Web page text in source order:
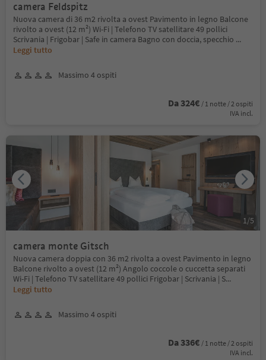
camera Feldspitz
Nuova camera di 36 m2 rivolta a ovest Pavimento in legno Balcone
rivolto a ovest (12 m²) Wi-Fi | Telefono TV satellitare 49 pollici
Scrivania | Frigobar | Safe in camera Bagno con doccia, specchio ...
Leggi tutto
Massimo 4 ospiti
Da 324€ / 1 notte / 2 ospiti
IVA incl.
camera monte Gitsch
Nuova camera doppia con 36 m2 rivolta a ovest Pavimento in legno
Balcone rivolto a ovest (12 m²) Angolo coccole o cuccetta separati
Wi-Fi | Telefono TV satellitare 49 pollici Frigobar | Scrivania | S...
Leggi tutto
Massimo 4 ospiti
Da 336€ / 1 notte / 2 ospiti
IVA incl.
1/5